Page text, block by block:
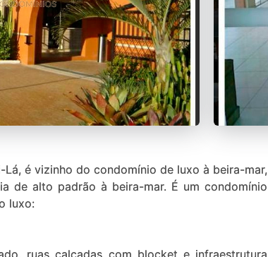
é vizinho do condomínio de luxo à beira-mar,
de alto padrão à beira-mar. É um condomínio
luxo: